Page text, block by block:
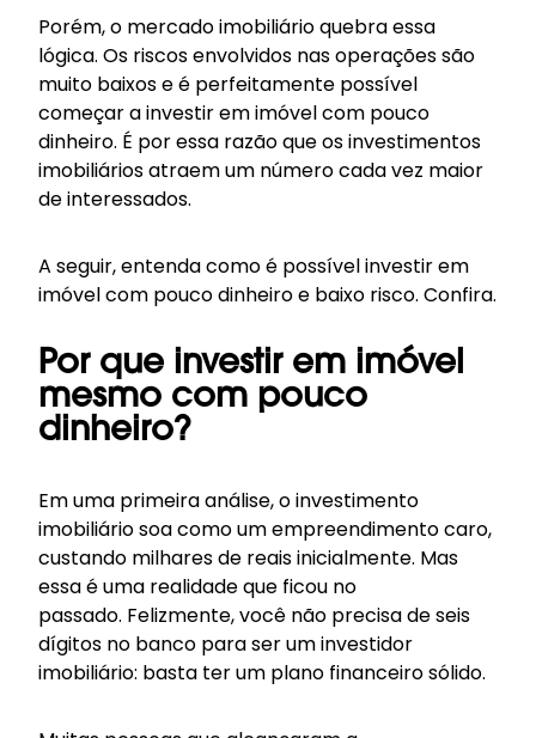
Porém, o mercado imobiliário quebra essa
lógica. Os riscos envolvidos nas operações são
muito baixos e é perfeitamente possível
começar a investir em imóvel com pouco
dinheiro. É por essa razão que os investimentos
imobiliários atraem um número cada vez maior
de interessados.
A seguir, entenda como é possível investir em
imóvel com pouco dinheiro e baixo risco. Confira.
Por que investir em imóvel
mesmo com pouco
dinheiro?
Em uma primeira análise, o investimento
imobiliário soa como um empreendimento caro,
custando milhares de reais inicialmente. Mas
essa é uma realidade que ficou no
passado. Felizmente, você não precisa de seis
dígitos no banco para ser um investidor
imobiliário: basta ter um plano financeiro sólido.